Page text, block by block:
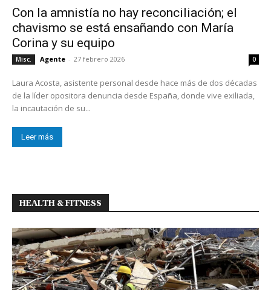
Con la amnistía no hay reconciliación; el
chavismo se está ensañando con María
Corina y su equipo
Misc. Agente - 27 febrero 2026 0
Laura Acosta, asistente personal desde hace más de dos décadas
de la líder opositora denuncia desde España, donde vive exiliada,
la incautación de su...
Leer más
HEALTH & FITNESS